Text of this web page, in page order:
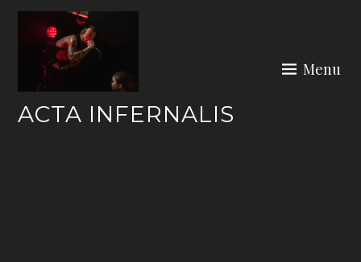
Skip
content
ACTA INFERNALIS
Menu